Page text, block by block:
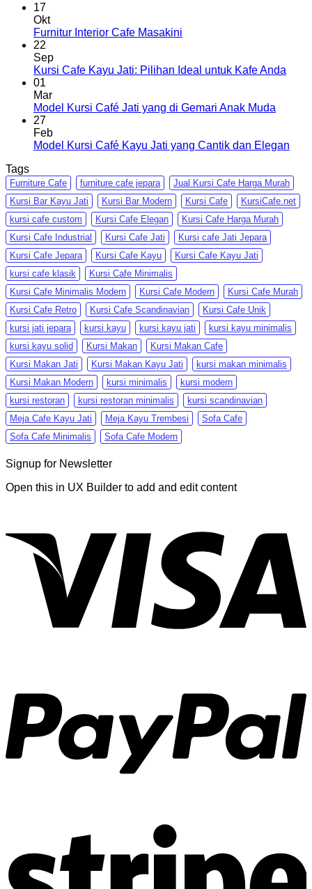
17
Okt
Furnitur Interior Cafe Masakini
22
Sep
Kursi Cafe Kayu Jati: Pilihan Ideal untuk Kafe Anda
01
Mar
Model Kursi Café Jati yang di Gemari Anak Muda
27
Feb
Model Kursi Café Kayu Jati yang Cantik dan Elegan
Tags
Furniture Cafe furniture cafe jepara
Jual Kursi Cafe Harga Murah
Kursi Bar Kayu Jati
Kursi Bar Modern Kursi Cafe
KursiCafe.net
kursi cafe custom
Kursi Cafe Elegan
Kursi Cafe Harga Murah
Kursi Cafe Industrial
Kursi Cafe Jati
Kursi cafe Jati Jepara
Kursi Cafe Jepara
Kursi Cafe Kayu
Kursi Cafe Kayu Jati
kursi cafe klasik
Kursi Cafe Minimalis
Kursi Cafe Minimalis Modern
Kursi Cafe Modern
Kursi Cafe Murah
Kursi Cafe Retro
Kursi Cafe Scandinavian
Kursi Cafe Unik
kursi jati jepara
kursi kayu kursi kayu jati
kursi kayu minimalis
kursi kayu solid
Kursi Makan
Kursi Makan Cafe
Kursi Makan Jati
Kursi Makan Kayu Jati
kursi makan minimalis
Kursi Makan Modern
kursi minimalis
kursi modern
kursi restoran
kursi restoran minimalis
kursi scandinavian
Meja Cafe Kayu Jati
Meja Kayu Trembesi
Sofa Cafe
Sofa Cafe Minimalis
Sofa Cafe Modern
Signup for Newsletter
Open this in UX Builder to add and edit content